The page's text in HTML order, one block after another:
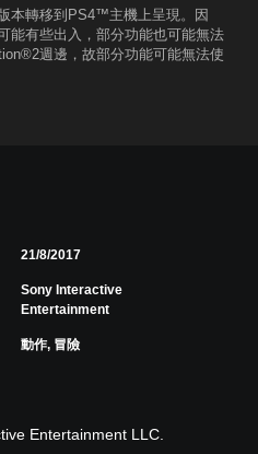
本轉移到PS4™主機上呈現。因
能有些出入，部分功能也可能無法
週邊，故部分功能可能無法使
21/8/2017
Sony Interactive
Entertainment
動作, 冒險
Entertainment LLC.